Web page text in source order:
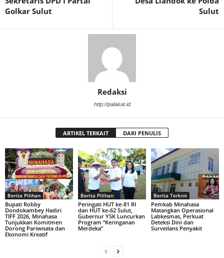
Golkar Sulut
Sulut
Redaksi
http://palakat.id
ARTIKEL TERKAIT DARI PENULIS
Berita Pilihan
Bupati Robby
Dondokambey Hadiri
TIFF 2026, Minahasa
Tunjukkan Komitmen
Dorong Pariwisata dan
Ekonomi Kreatif
Berita Pilihan
Peringati HUT ke-81 RI
dan HUT ke-62 Sulut,
Gubernur YSK Luncurkan
Program “Keringanan
Merdeka”
Berita Terkini
Pemkab Minahasa
Matangkan Operasional
Labkesmas, Perkuat
Deteksi Dini dan
Surveilans Penyakit